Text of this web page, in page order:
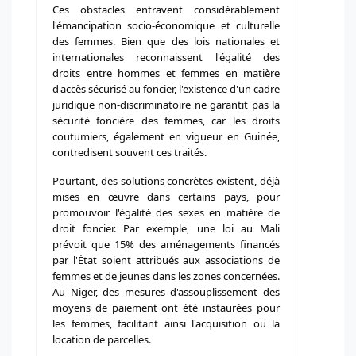
Ces obstacles entravent considérablement
l'émancipation socio-économique et culturelle
des femmes. Bien que des lois nationales et
internationales reconnaissent l'égalité des
droits entre hommes et femmes en matière
d'accès sécurisé au foncier, l'existence d'un cadre
juridique non-discriminatoire ne garantit pas la
sécurité foncière des femmes, car les droits
coutumiers, également en vigueur en Guinée,
contredisent souvent ces traités.
Pourtant, des solutions concrètes existent, déjà
mises en œuvre dans certains pays, pour
promouvoir l'égalité des sexes en matière de
droit foncier. Par exemple, une loi au Mali
prévoit que 15% des aménagements financés
par l'État soient attribués aux associations de
femmes et de jeunes dans les zones concernées.
Au Niger, des mesures d'assouplissement des
moyens de paiement ont été instaurées pour
les femmes, facilitant ainsi l'acquisition ou la
location de parcelles.